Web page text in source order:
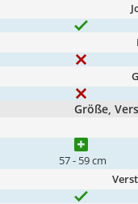
Größe,
57 - 59 cm